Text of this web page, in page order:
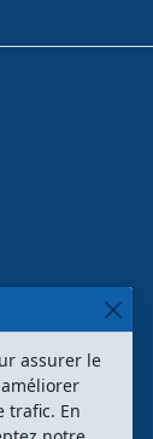
assurer le
trafic. En